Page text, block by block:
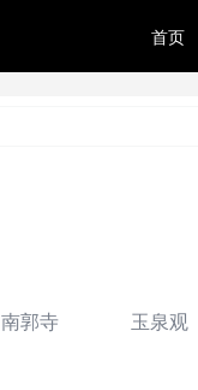
首页
南郭寺 玉泉观